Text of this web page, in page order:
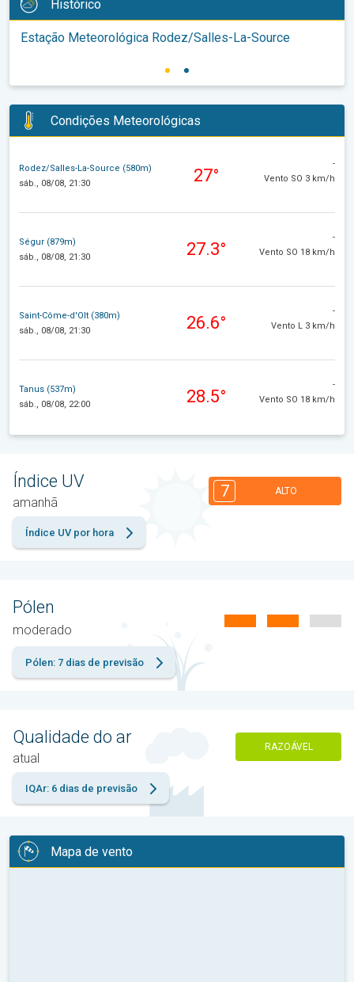
Histórico
Estação Meteorológica Rodez/Salles-La-Source
Condições Meteorológicas
Rodez/Salles-La-Source (580m)
sáb., 08/08, 21:30
27°
-
Vento SO 3 km/h
Ségur (879m)
sáb., 08/08, 21:30
27.3°
-
Vento SO 18 km/h
Saint-Côme-d'Olt (380m)
sáb., 08/08, 21:30
26.6°
-
Vento L 3 km/h
Tanus (537m)
sáb., 08/08, 22:00
28.5°
-
Vento SO 18 km/h
Índice UV
amanhã
7 ALTO
Índice UV por hora
Pólen
moderado
Pólen: 7 dias de previsão
Qualidade do ar
atual
RAZOÁVEL
IQAr: 6 dias de previsão
Mapa de vento